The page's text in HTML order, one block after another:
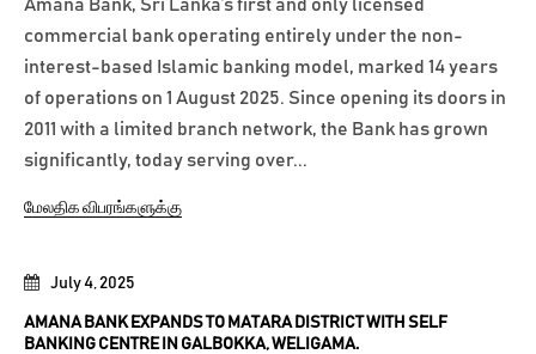
July 4, 2025
AMANA BANK EXPANDS TO MATARA DISTRICT WITH SELF
BANKING CENTRE IN GALBOKKA, WELIGAMA.
Amana Bank, Sri Lanka’s first and only licensed
commercial bank operating entirely under the non-
interest-based Islamic banking model, marked 14 years
of operations on 1 August 2025. Since opening its doors in
2011 with a limited branch network, the Bank has grown
significantly, today serving over...
மேலதிக விபரங்களுக்கு